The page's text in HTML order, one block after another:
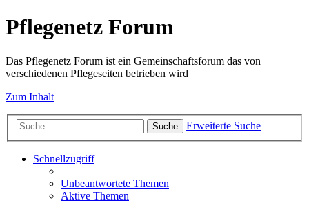
Pflegenetz Forum
Das Pflegenetz Forum ist ein Gemeinschaftsforum das von
verschiedenen Pflegeseiten betrieben wird
Zum Inhalt
Suche Erweiterte Suche
Schnellzugriff
Unbeantwortete Themen
Aktive Themen